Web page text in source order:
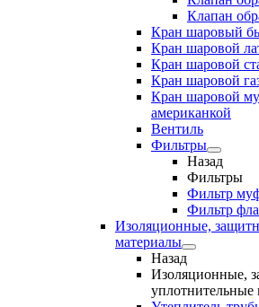
Клапан
Кран шаровый
Кран шаровой
Кран шаровой
Кран шаровой
Кран шаровой
американкой
Вентиль
Фильтры
Назад
Фильтры
Фильтр
Фильтр
Изоляционные,
материалы
Назад
Изоляционные,
уплотнительные